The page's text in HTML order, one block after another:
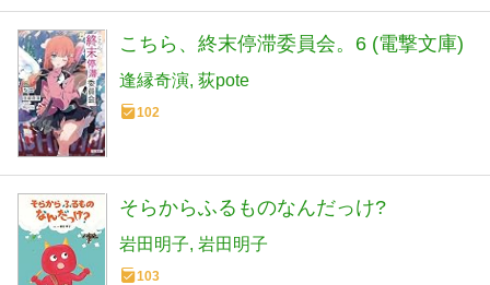
こちら、終末停滞委員会。6 (電撃文庫)
逢縁奇演 荻pote
102
そらからふるものなんだっけ?
岩田明子 岩田明子
103